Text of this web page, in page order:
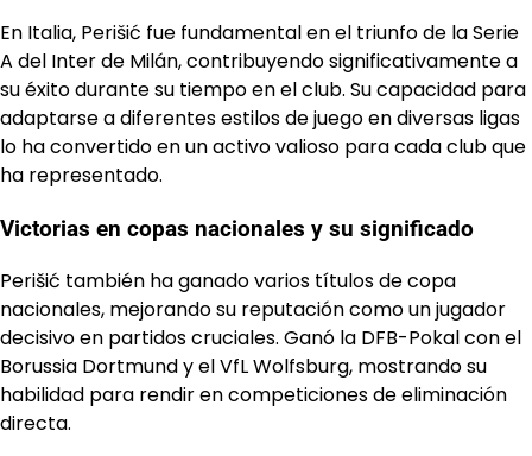
En Italia, Perišić fue fundamental en el triunfo de la Serie
A del Inter de Milán, contribuyendo significativamente a
su éxito durante su tiempo en el club. Su capacidad para
adaptarse a diferentes estilos de juego en diversas ligas
lo ha convertido en un activo valioso para cada club que
ha representado.
Victorias en copas nacionales y su significado
Perišić también ha ganado varios títulos de copa
nacionales, mejorando su reputación como un jugador
decisivo en partidos cruciales. Ganó la DFB-Pokal con el
Borussia Dortmund y el VfL Wolfsburg, mostrando su
habilidad para rendir en competiciones de eliminación
directa.